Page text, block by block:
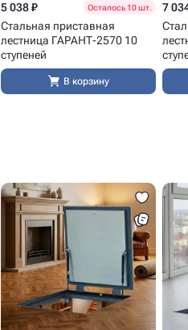
5 038 ₽ Осталось 10 шт.
Стальная приставная
лестница ГАРАНТ-2570 10
ступеней
В корзину
7